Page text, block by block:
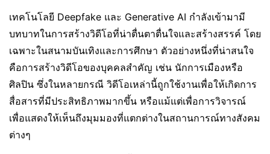
เทคโนโลยี Deepfake และ Generative AI กำลังเข้ามามี
บทบาทในการสร้างวิดีโอที่น่าตื่นตาตื่นใจและสร้างสรรค์ โดย
เฉพาะในสนามบันเทิงและการศึกษา ตัวอย่างหนึ่งที่น่าสนใจ
คือการสร้างวิดีโอของบุคคลสำคัญ เช่น นักการเมืองหรือ
ศิลปิน ซึ่งในหลายกรณี วิดีโอเหล่านี้ถูกใช้งานเพื่อให้เกิดการ
สื่อสารที่มีประสิทธิภาพมากขึ้น หรือแม้แต่เพื่อการวิจารณ์
เพื่อแสดงให้เห็นถึงมุมมองที่แตกต่างในสถานการณ์ทางสังคม
ต่างๆ